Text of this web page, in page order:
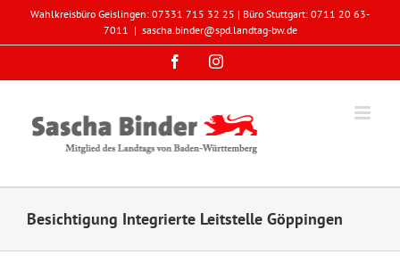
Wahlkreisbüro Geislingen: 07331 715 32 25 | Büro Stuttgart: 0711 20 63-
7011 | sascha.binder@spd.landtag-bw.de
FacebookInstagram
Besichtigung Integrierte Leitstelle Göppingen